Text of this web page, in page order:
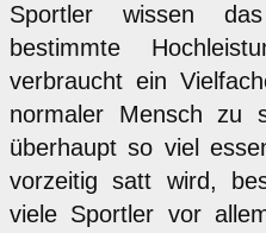
Sportler wissen
bestimmte
verbraucht ein
normaler Mensch zu
überhaupt so viel
vorzeitig satt wird,
viele Sportler vor